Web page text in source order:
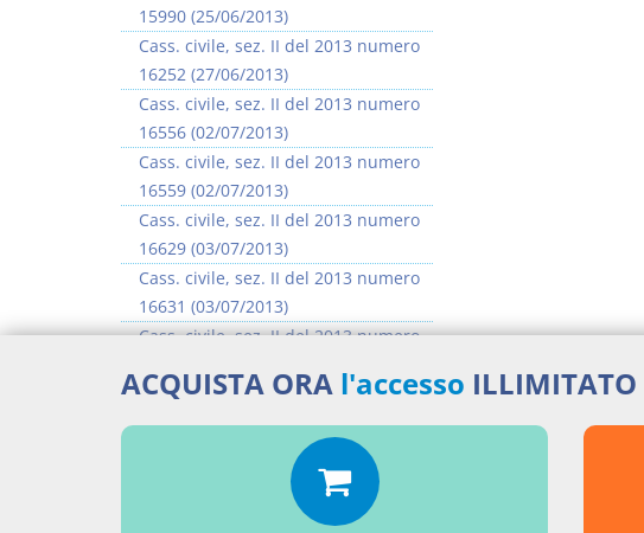
15990 (25/06/2013)
Cass. civile, sez. II del 2013 numero
16252 (27/06/2013)
Cass. civile, sez. II del 2013 numero
16556 (02/07/2013)
Cass. civile, sez. II del 2013 numero
16559 (02/07/2013)
Cass. civile, sez. II del 2013 numero
16629 (03/07/2013)
Cass. civile, sez. II del 2013 numero
16631 (03/07/2013)
Cass. civile, sez. II del 2013 numero
Cass. civile, sez. II del 2013 numero
16637 (03/07/2013)
>> Vai all'argomento completo
ACQUISTA ORA l'accesso ILLIMITATO